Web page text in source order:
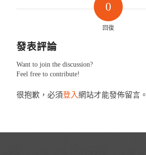
0
回復
發表評論
Want to join the discussion?
Feel free to contribute!
很抱歉，必須登入網站才能發佈留言。